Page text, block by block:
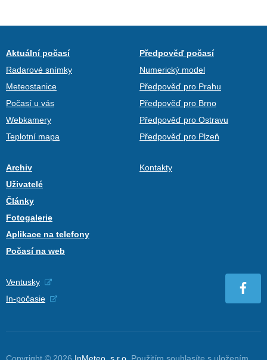
Aktuální počasí
Radarové snímky
Meteostanice
Počasí u vás
Webkamery
Teplotní mapa
Předpověď počasí
Numerický model
Předpověď pro Prahu
Předpověď pro Brno
Předpověď pro Ostravu
Předpověď pro Plzeň
Archiv
Uživatelé
Články
Fotogalerie
Aplikace na telefony
Počasí na web
Kontakty
Ventusky
In-počasie
Copyright © 2026 InMeteo, s.r.o. Použitím souhlasíte s uložením